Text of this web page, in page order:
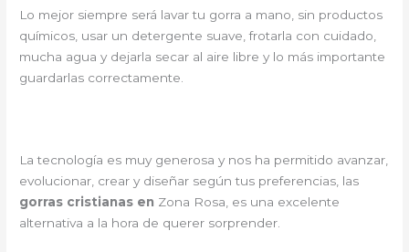
Lo mejor siempre será lavar tu gorra a mano, sin productos
químicos, usar un detergente suave, frotarla con cuidado,
mucha agua y dejarla secar al aire libre y lo más importante
guardarlas correctamente.
La tecnología es muy generosa y nos ha permitido avanzar,
evolucionar, crear y diseñar según tus preferencias, las
gorras cristianas en Zona Rosa, es una excelente
alternativa a la hora de querer sorprender.